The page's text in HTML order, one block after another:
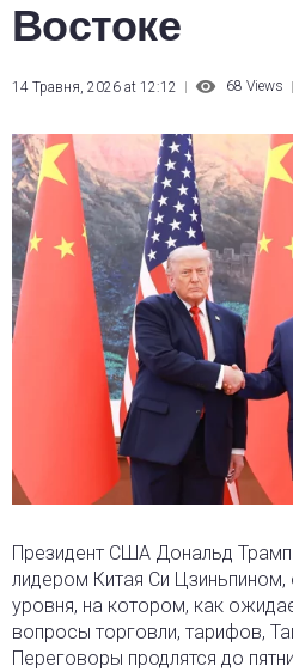
Востоке
14 Травня, 2026 at 12:12 68 Views
Президент США Дональд Трамп
лидером Китая Си Цзиньпином,
уровня, на котором, как
вопросы торговли, тарифов,
Переговоры продлятся до